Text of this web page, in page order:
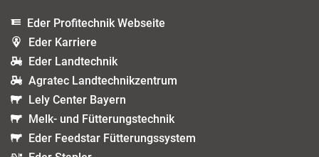
Eder Profitechnik Webseite
Eder Karriere
Eder Landtechnik
Agratec Landtechnikzentrum
Lely Center Bayern
Melk- und Fütterungstechnik
Eder Feedstar Fütterungssystem